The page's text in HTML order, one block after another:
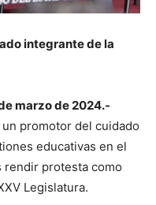
integrante de la
marzo de 2024.-
promotor del cuidado
educativas en el
rendir protesta como
Legislatura.